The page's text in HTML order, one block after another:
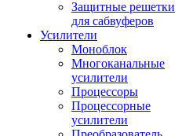
Защитные решетки
для сабвуферов
Усилители
Моноблок
Многоканальные
усилители
Процессоры
Процессорные
усилители